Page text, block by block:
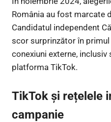
România au fost marcate
Candidatul independent
scor surprinzător în
conexiuni externe,
platforma TikTok.
TikTok și rețelele
campanie